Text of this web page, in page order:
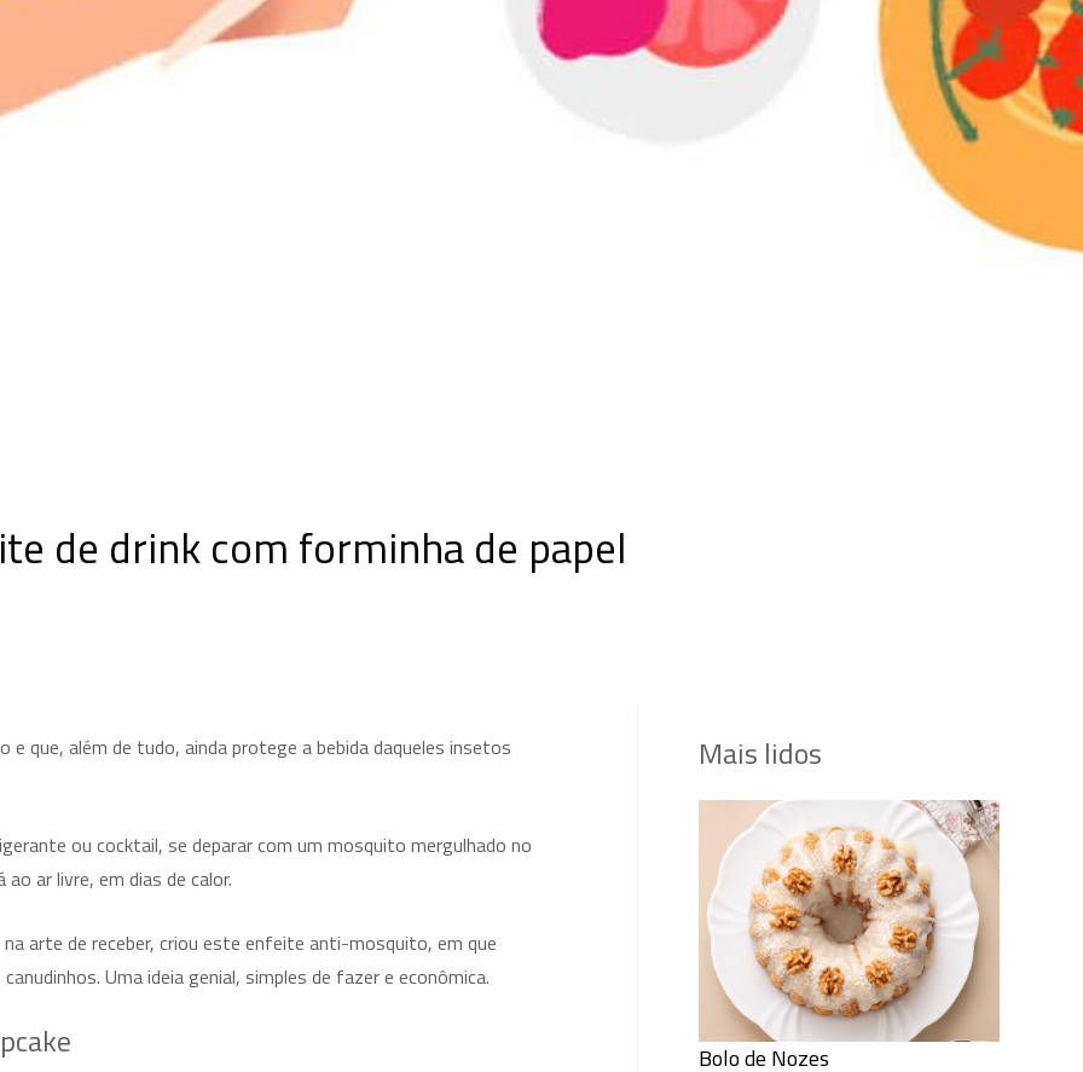
de drink com forminha de papel
que, além de tudo, ainda protege a bebida daqueles insetos
ou cocktail, se deparar com um mosquito mergulhado no
ar livre, em dias de calor.
arte de receber, criou este enfeite anti-mosquito, em que
Uma ideia genial, simples de fazer e econômica.
Mais lidos
Bolo de Nozes